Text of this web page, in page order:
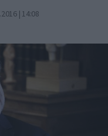
| 14:08